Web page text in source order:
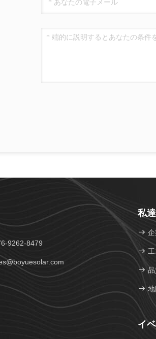
9262-8479
私
地
イ